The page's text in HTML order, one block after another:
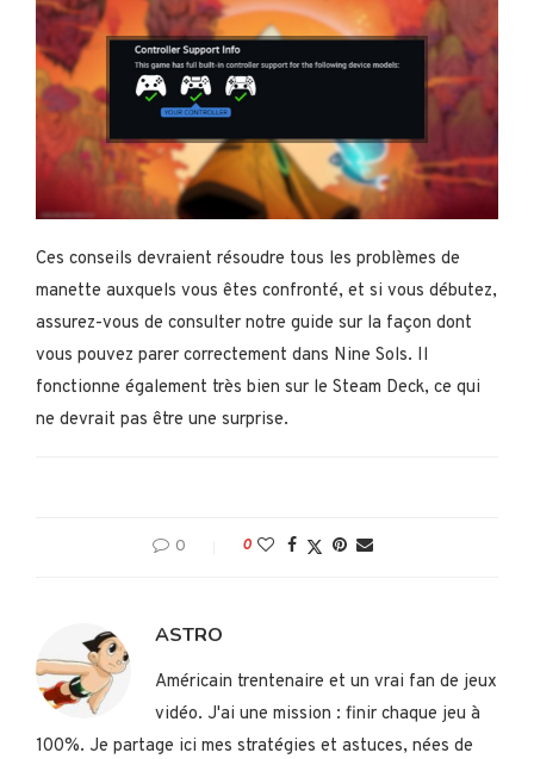
Ces conseils devraient résoudre tous les problèmes de
manette auxquels vous êtes confronté, et si vous débutez,
assurez-vous de consulter notre guide sur la façon dont
vous pouvez parer correctement dans Nine Sols. Il
fonctionne également très bien sur le Steam Deck, ce qui
ne devrait pas être une surprise.
0 0
ASTRO
Américain trentenaire et un vrai fan de jeux
vidéo. J'ai une mission : finir chaque jeu à
100%. Je partage ici mes stratégies et astuces, nées de